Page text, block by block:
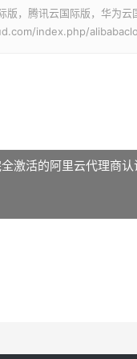
版，腾讯云国际版，华为
index.php/
激活的阿里云代理商认